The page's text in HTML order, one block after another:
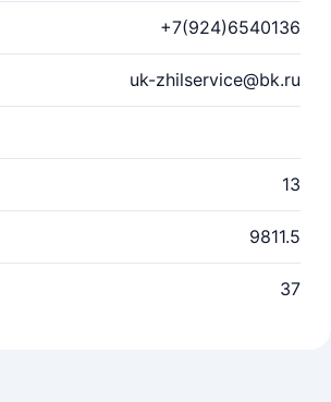
+7(924)6540136
uk-zhilservice@bk.ru
13
9811.5
37